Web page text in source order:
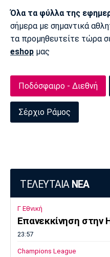
Πόρτο
Όλα τα φύλλα της
σήμερα με σημαντικά
τα προμηθευτείτε τώρα
eshop μας
Ποδόσφαιρο - Διεθνή
Σέρχιο Ράμος
ΤΕΛΕΥΤΑΙΑ ΝΕΑ
Γ Εθνική
Επανεκκίνηση στην
23:57
Champions League